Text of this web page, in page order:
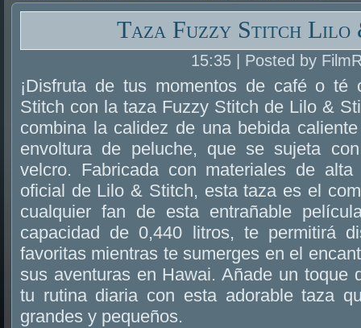
Taza Fuzzy Stitch
15:35 | Posted by
¡Disfruta de tus momentos de café o té
Stitch con la taza Fuzzy Stitch de Lilo &
combina la calidez de una bebida
envoltura de peluche, que se sujeta
velcro. Fabricada con materiales de
oficial de Lilo & Stitch, esta taza es el
cualquier fan de esta entrañable
capacidad de 0,440 litros, te permitirá
favoritas mientras te sumerges en el
sus aventuras en Hawai. Añade un toque
tu rutina diaria con esta adorable taza
grandes y pequeños.